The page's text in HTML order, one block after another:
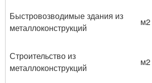
Быстровозводимые здания из
металлоконструкций
м2
Строительство из
металлоконструкций
м2